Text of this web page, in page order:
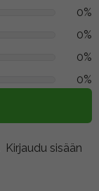
0%
0%
0%
0%
Kirjaudu sisään